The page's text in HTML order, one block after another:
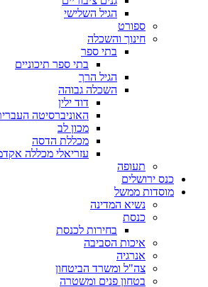
הגיל השלישי
ספורט
חינוך והשכלה
בתי ספר
בתי ספר תיכוניים
הגיל הרך
השכלה גבוהה
דוד ילין
האוניברסיטה
מכון לב
מכללת הדסה
עזריאלי מכללה
תעופה
כנס ירושלים
מוסדות ממשל
נשיא המדינה
כנסת
בחירות לכנסת
איכות הסביבה
אנרגיה
צה"ל ומשרד הביטחון
בטחון פנים ומשטרה